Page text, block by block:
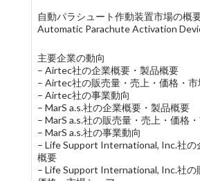
自動パラシュート作動装置市場の概
Automatic Parachute Activation
主要企業の動向
– Airtec社の企業概要・製品概要
– Airtec社の販売量・売上・価格・市
– Airtec社の事業動向
– MarS a.s.社の企業概要・製品概要
– MarS a.s.社の販売量・売上・価格
– MarS a.s.社の事業動向
– Life Support International, Inc.社の
概要
– Life Support International, Inc.社の